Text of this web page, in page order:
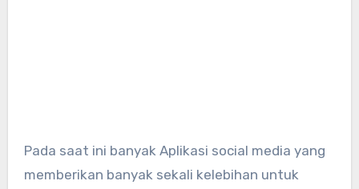
Pada saat ini banyak Aplikasi social media yang
memberikan banyak sekali kelebihan untuk